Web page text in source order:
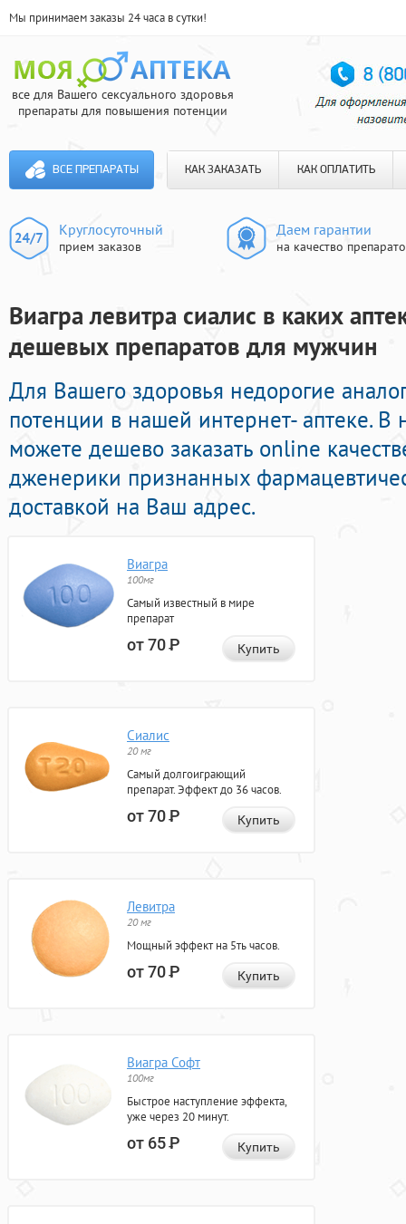
Мы принимаем заказы 24 часа в сутки!
все для Вашего сексуального здоровья
препараты для повышения потенции
ВСЕ ПРЕПАРАТЫ КАК ЗАКАЗАТЬ КАК ОПЛАТИТЬ
Круглосуточный
прием заказов
Даем гарантии
на качество
Виагра левитра сиалис в каких
дешевых препаратов для мужчин
Для Вашего здоровья недорогие
потенции в нашей интернет- аптеке.
можете дешево заказать online
дженерики признанных
доставкой на Ваш адрес.
Виагра
100мг
Самый известный в мире
препарат
от 70Р Купить
Сиалис
20 мг
Самый долгоиграющий
препарат. Эффект до 36 часов.
от 70Р Купить
Левитра
20 мг
Мощный эффект на 5ть часов.
от 70Р Купить
Виагра Софт
100мг
Быстрое наступление эффекта,
уже через 20 минут.
от 65Р Купить